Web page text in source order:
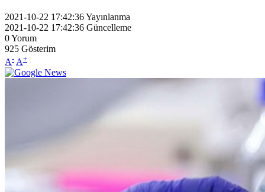
2021-10-22 17:42:36Yayınlanma
2021-10-22 17:42:36 Güncelleme
0Yorum
925 Gösterim
A- A+